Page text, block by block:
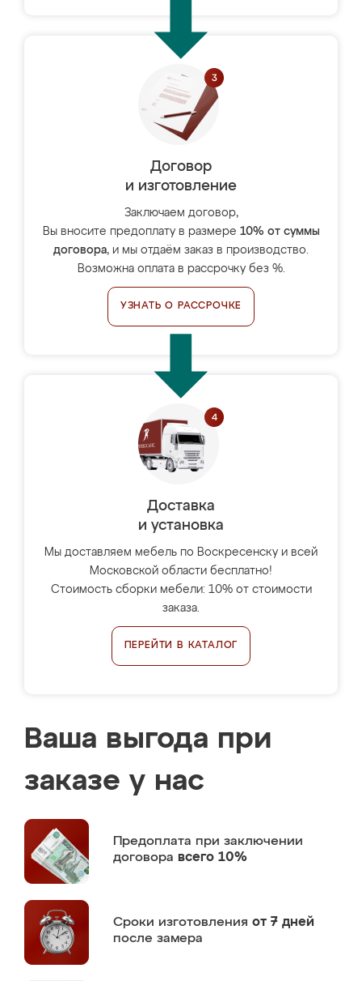
Договор
и изготовление
Заключаем договор,
Вы вносите предоплату в размере 10% от суммы
договора, и мы отдаём заказ в производство.
Возможна оплата в рассрочку без %.
УЗНАТЬ О РАССРОЧКЕ
Доставка
и установка
Мы доставляем мебель по Воскресенску и всей
Московской области бесплатно!
Стоимость сборки мебели: 10% от стоимости
заказа.
ПЕРЕЙТИ В КАТАЛОГ
Ваша выгода при
заказе у нас
Предоплата при заключении
договора всего 10%
Сроки изготовления от 7 дней
после замера